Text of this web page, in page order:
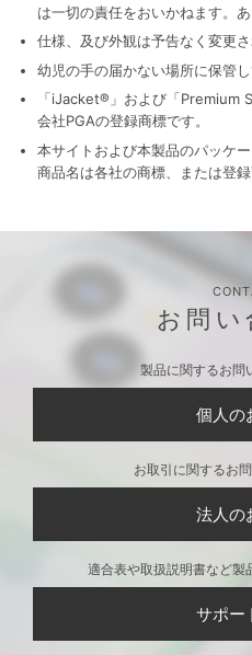
は一切の責任をおいかねます。
仕様、及び外観は予告なく変更さ
幼児の手の届かない場所に保管し
「iJacket®」および「
会社PGAの登録商標です。
本サイトおよび本製品のパッケ
商品名は各社の商標、または登録
お問い
製品に関するお問
個人の
お取引に関するお
法人の
適合表や取扱説明書など製
サポー